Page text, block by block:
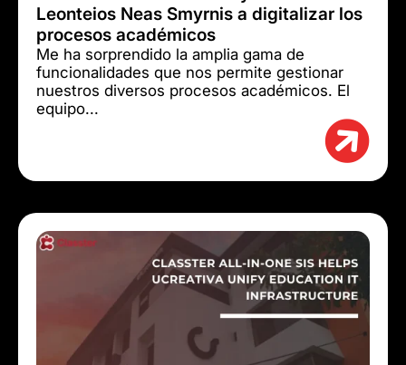
Leonteios Neas Smyrnis a digitalizar los
procesos académicos
Me ha sorprendido la amplia gama de
funcionalidades que nos permite gestionar
nuestros diversos procesos académicos. El
equipo...